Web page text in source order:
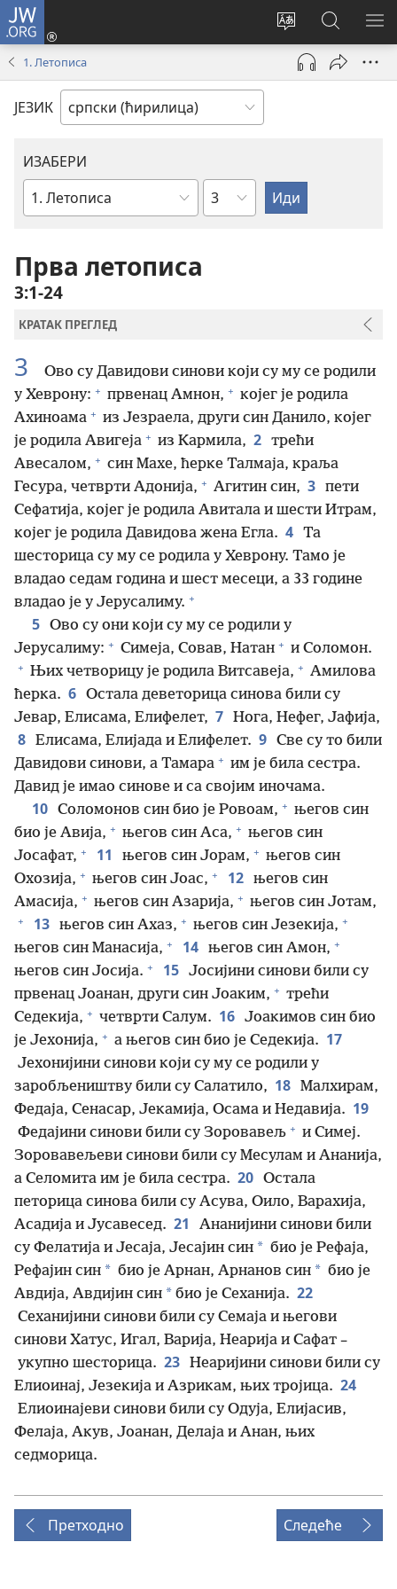
JW.ORG
Промени
језик
сајта
Пријава
(отвара
прозор)
Претрага
сајта
JW.ORG
1. Летописа
ЈЕЗИК
ИЗАБЕРИ
Библијска
Поглавље
Прва летописа
3:1-24
КРАТАК ПРЕГЛЕД
3
Ово су Давидови синови који су му се родили
у Хеврону: + првенац Амнон, + којег је родила
Ахиноама + из Језраела, други син Данило, којег
је родила Авигеја + из Кармила, 2 трећи
Авесалом, + син Махе, ћерке Талмаја, краља
Гесура, четврти Адонија, + Агитин син, 3 пети
Сефатија, којег је родила Авитала и шести Итрам,
којег је родила Давидова жена Егла. 4 Та
шесторица су му се родила у Хеврону. Тамо је
владао седам година и шест месеци, а 33 године
владао је у Јерусалиму. +
5 Ово су они који су му се родили у
Јерусалиму: + Симеја, Совав, Натан + и Соломон.
+ Њих четворицу је родила Витсавеја, + Амилова
ћерка. 6 Остала деветорица синова били су
Јевар, Елисама, Елифелет, 7 Нога, Нефег, Јафија,
8 Елисама, Елијада и Елифелет. 9 Све су то били
Давидови синови, а Тамара + им је била сестра.
Давид је имао синове и са својим иночама.
10 Соломонов син био је Ровоам, + његов син
био је Авија, + његов син Аса, + његов син
Јосафат, + 11 његов син Јорам, + његов син
Охозија, + његов син Јоас, + 12 његов син
Амасија, + његов син Азарија, + његов син Јотам,
+ 13 његов син Ахаз, + његов син Језекија, +
његов син Манасија, + 14 његов син Амон, +
његов син Јосија. + 15 Јосијини синови били су
првенац Јоанан, други син Јоаким, + трећи
Седекија, + четврти Салум. 16 Јоакимов син био
је Јехонија, + а његов син био је Седекија. 17
Јехонијини синови који су му се родили у
заробљеништву били су Салатило, 18 Малхирам,
Федаја, Сенасар, Јекамија, Осама и Недавија. 19
Федајини синови били су Зоровавељ + и Симеј.
Зоровавељеви синови били су Месулам и Ананија,
а Селомита им је била сестра. 20 Остала
петорица синова били су Асува, Оило, Варахија,
Асадија и Јусавесед. 21
Ананијини синови били
су Фелатија и Јесаја, Јесајин син * био је Рефаја,
Рефајин син * био је Арнан, Арнанов син * био је
Авдија, Авдијин син * био је Сеханија. 22
Сеханијини синови били су Семаја и његови
синови Хатус, Игал, Варија, Неарија и Сафат –
укупно шесторица. 23 Неаријини синови били су
Елиоинај, Језекија и Азрикам, њих тројица. 24
Елиоинајеви синови били су Одуја, Елијасив,
Фелаја, Акув, Јоанан, Делаја и Анан, њих
седморица.
Претходно Следеће